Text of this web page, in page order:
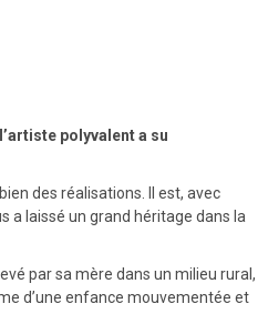
polyvalent a su
des réalisations. Il est, avec
a laissé un grand héritage dans la
par sa mère dans un milieu rural,
d’une enfance mouvementée et